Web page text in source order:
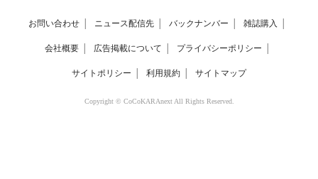
お問い合わせ ニュース配信先 バックナンバー 雑誌購入
会社概要 広告掲載について プライバシーポリシー
サイトポリシー 利用規約 サイトマップ
Copyright © CoCoKARAnext All Rights Reserved.